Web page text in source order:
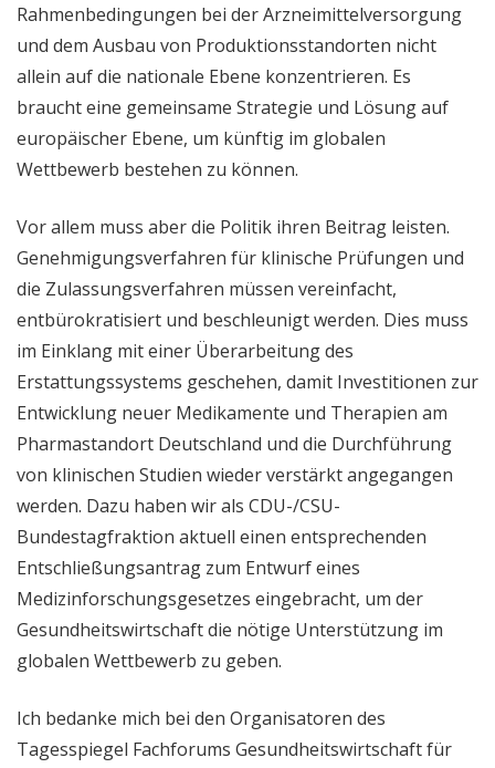
Rahmenbedingungen bei der Arzneimittelversorgung
und dem Ausbau von Produktionsstandorten nicht
allein auf die nationale Ebene konzentrieren. Es
braucht eine gemeinsame Strategie und Lösung auf
europäischer Ebene, um künftig im globalen
Wettbewerb bestehen zu können.
Vor allem muss aber die Politik ihren Beitrag leisten.
Genehmigungsverfahren für klinische Prüfungen und
die Zulassungsverfahren müssen vereinfacht,
entbürokratisiert und beschleunigt werden. Dies muss
im Einklang mit einer Überarbeitung des
Erstattungssystems geschehen, damit Investitionen zur
Entwicklung neuer Medikamente und Therapien am
Pharmastandort Deutschland und die Durchführung
von klinischen Studien wieder verstärkt angegangen
werden. Dazu haben wir als CDU-/CSU-
Bundestagfraktion aktuell einen entsprechenden
Entschließungsantrag zum Entwurf eines
Medizinforschungsgesetzes eingebracht, um der
Gesundheitswirtschaft die nötige Unterstützung im
globalen Wettbewerb zu geben.
Ich bedanke mich bei den Organisatoren des
Tagesspiegel Fachforums Gesundheitswirtschaft für